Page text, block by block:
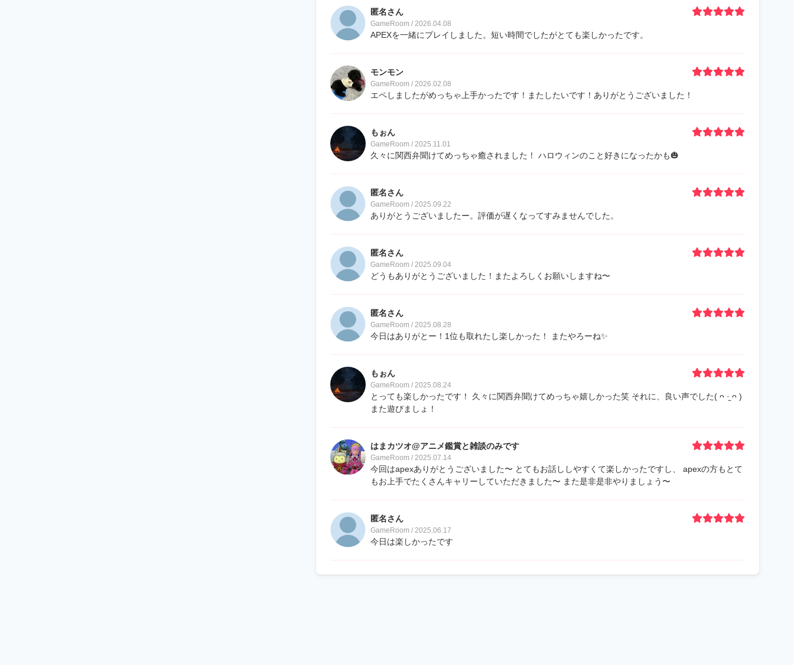
匿名さん
GameRoom / 2026.04.08
APEXを一緒にプレイしました。短い時間でしたがとても楽しかったです。
モンモン
GameRoom / 2026.02.08
エペしましたがめっちゃ上手かったです！またしたいです！ありがとうございました！
もぉん
GameRoom / 2025.11.01
久々に関西弁聞けてめっちゃ癒されました！ ハロウィンのこと好きになったかも🎃
匿名さん
GameRoom / 2025.09.22
ありがとうございましたー。評価が遅くなってすみませんでした。
匿名さん
GameRoom / 2025.09.04
どうもありがとうございました！またよろしくお願いしますね〜
匿名さん
GameRoom / 2025.08.28
今日はありがとー！1位も取れたし楽しかった！ またやろーね✨
もぉん
GameRoom / 2025.08.24
とっても楽しかったです！ 久々に関西弁聞けてめっちゃ嬉しかった笑 それに、良い声でした( ᴖ ·̫ ᴖ )
また遊びましょ！
はまカツオ@アニメ鑑賞と雑談のみです
GameRoom / 2025.07.14
今回はapexありがとうございました〜 とてもお話ししやすくて楽しかったですし、 apexの方もとて
もお上手でたくさんキャリーしていただきました〜 また是非是非やりましょう〜
匿名さん
GameRoom / 2025.06.17
今日は楽しかったです